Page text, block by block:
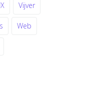
Vijver
Web